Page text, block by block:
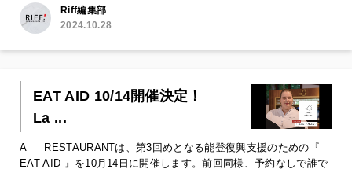
Riff編集部
2024.10.28
EAT AID 10/14開催決定！
La ...
A___RESTAURANTは、第3回めとなる能登復興支援のための『
EAT AID 』を10月14日に開催します。前回同様、予約なしで誰で